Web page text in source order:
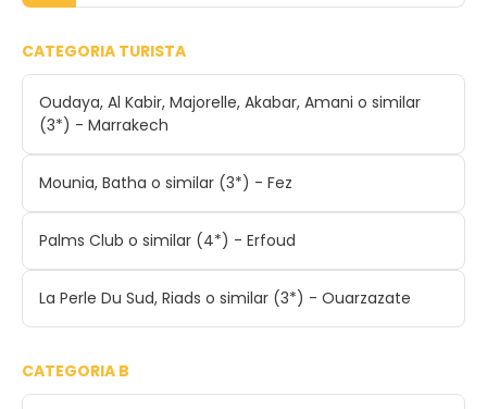
CATEGORIA TURISTA
Oudaya, Al Kabir, Majorelle, Akabar, Amani o similar
(3*) - Marrakech
Mounia, Batha o similar (3*) - Fez
Palms Club o similar (4*) - Erfoud
La Perle Du Sud, Riads o similar (3*) - Ouarzazate
CATEGORIA B